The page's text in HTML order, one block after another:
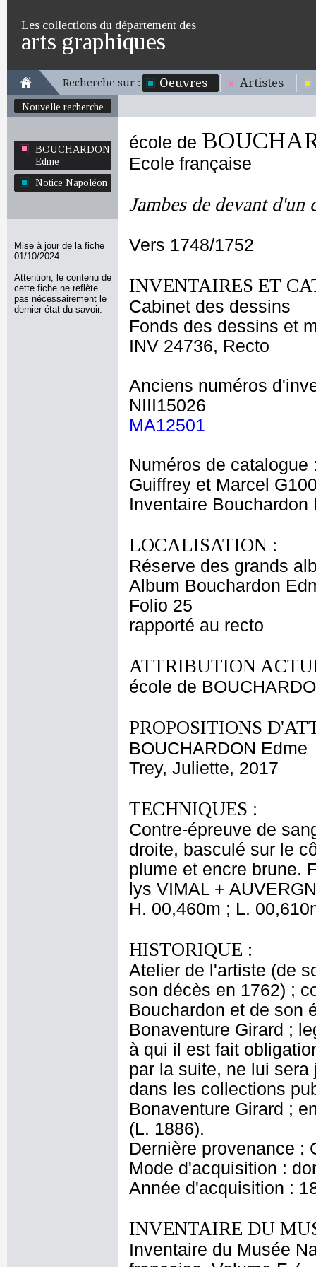
Les collections du département des
arts graphiques
Recherche sur : Oeuvres Artistes
Nouvelle recherche
BOUCHARDON
Edme
Notice Napoléon
Mise à jour de la fiche
01/10/2024
Attention, le contenu de
cette fiche ne reflète
pas nécessairement le
dernier état du savoir.
école de
Ecole française
Jambes de devant d'un
Vers 1748/1752
INVENTAIRES ET
Cabinet des dessins
Fonds des dessins et
INV 24736, Recto
Anciens numéros
NIII15026
MA12501
Numéros de catalogue
Guiffrey et Marcel
Inventaire Bouchardon
LOCALISATION :
Réserve des grands
Album Bouchardon
Folio 25
rapporté au recto
ATTRIBUTION
école de
PROPOSITIONS
BOUCHARDON Edme
Trey, Juliette, 2017
TECHNIQUES :
Contre-épreuve de
droite, basculé sur le
plume et encre brune.
lys VIMAL +
H. 00,460m ; L.
HISTORIQUE :
Atelier de l'artiste (de
son décès en 1762) ;
Bouchardon et de son
Bonaventure Girard ;
à qui il est fait
par la suite, ne lui
dans les collections
Bonaventure Girard ;
(L. 1886).
Dernière provenance :
Mode d'acquisition :
Année d'acquisition :
INVENTAIRE DU
Inventaire du Musée